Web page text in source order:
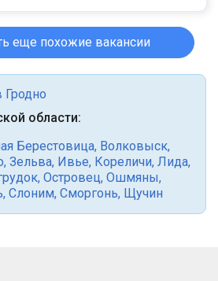
еще похожие вакансии
Гродно
области:
Берестовица, Волковыск,
, Зельва, Ивье, Кореличи, Лида,
, Островец, Ошмяны,
, Слоним, Сморгонь, Щучин